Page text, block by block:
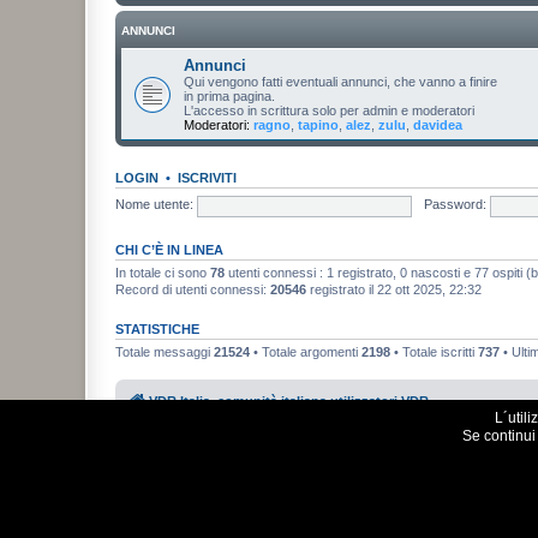
ANNUNCI
Annunci
Qui vengono fatti eventuali annunci, che vanno a finire
in prima pagina.
L'accesso in scrittura solo per admin e moderatori
Moderatori: ragno tapino alez zulu davidea
LOGIN • ISCRIVITI
Nome utente:
Password:
CHI C’È IN LINEA
In totale ci sono 78 utenti connessi : 1 registrato, 0 nascosti e 77 ospiti
Record di utenti connessi: 20546 registrato il 22 ott 2025, 22:32
STATISTICHE
Totale messaggi 21524 • Totale argomenti 2198 • Totale iscritti 737 •
VDR Italia, comunità italiana utilizzatori VDR
Se